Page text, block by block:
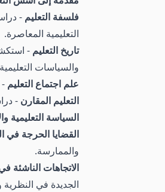
فلسفة التعليم -
التعليمية المعاصرة.
تاريخ التعليم -
والسياسات
علم اجتماع التعليم -
التعليم المقارن -
السياسة التعليمية
القضايا الحرجة في
والممارسة.
الاتجاهات الناشئة
الجديدة في النظرية